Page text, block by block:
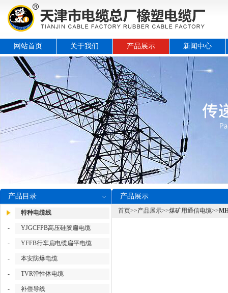
网站首页 关于我们 产品展示 新闻中心
产品目录
特种电缆线
- YJGCFPB高压硅胶扁电缆
- YFFB行车扁电缆扁平电缆
- 本安防爆电缆
- TVR弹性体电缆
- 补偿导线
产品展示
首页>>产品展示>>煤矿用通信电缆>>